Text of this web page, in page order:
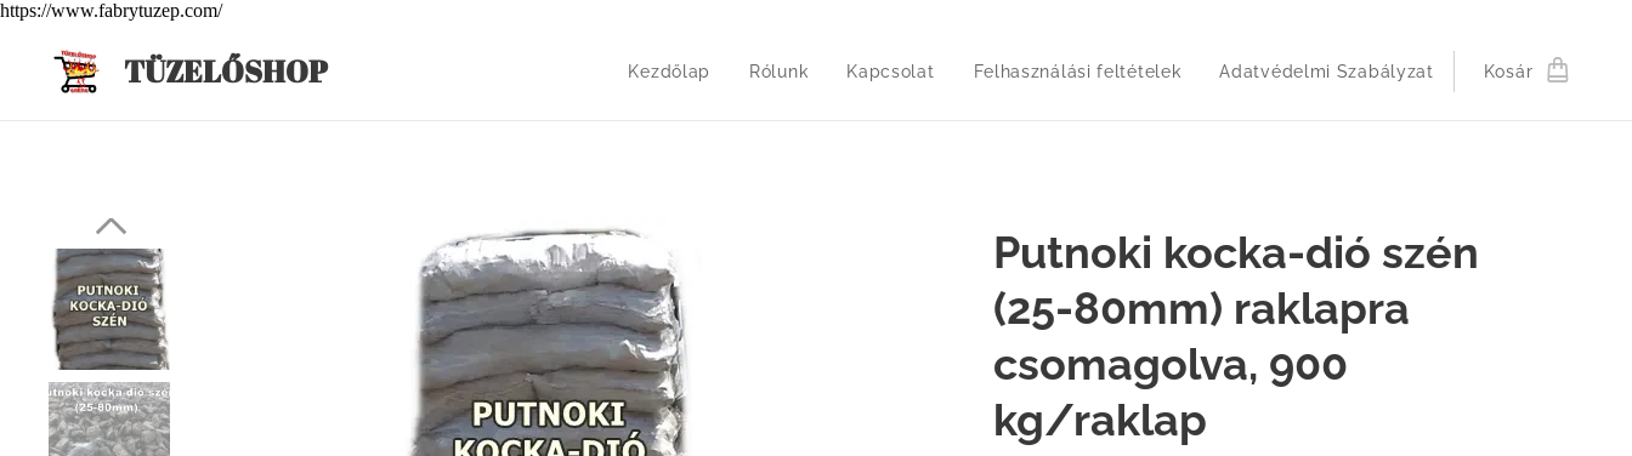
https://www.fabrytuzep.com/
TÜZELŐSHOP Kezdőlap Rólunk Kapcsolat Felhasználási feltételek Adatvédelmi Szabályzat Kosár
Putnoki kocka-dió szén
(25-80mm) raklapra
csomagolva, 900
kg/raklap